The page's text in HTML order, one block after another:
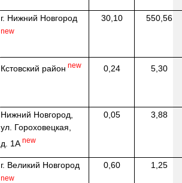
г. Нижний Новгород
new
30,10 550,56
Кстовский район new 0,24 5,30
Нижний Новгород,
ул. Гороховецкая,
д. 1А new
0,05 3,88
г. Великий Новгород
new
0,60 1,25